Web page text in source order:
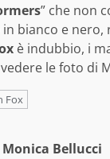
” che non
bianco e nero,
è indubbio, i
le foto di
Fox
Bellucci